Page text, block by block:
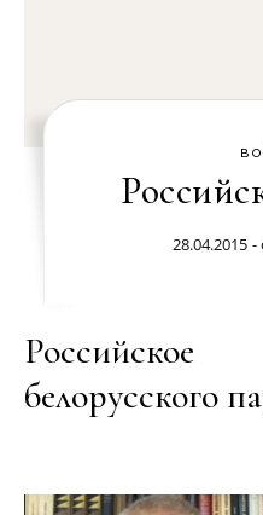
28.04.2015 -
белорусского